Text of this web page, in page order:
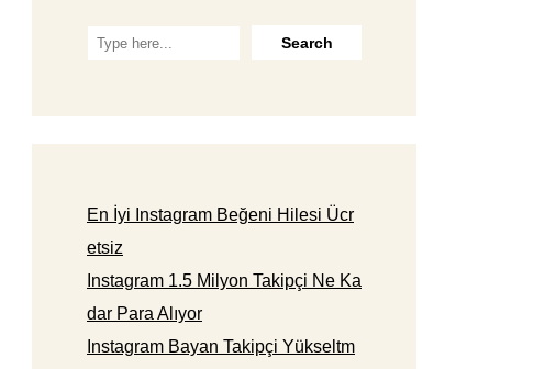
En İyi Instagram Beğeni Hilesi Ücr
etsiz
Instagram 1.5 Milyon Takipçi Ne Ka
dar Para Alıyor
Instagram Bayan Takipçi Yükseltm